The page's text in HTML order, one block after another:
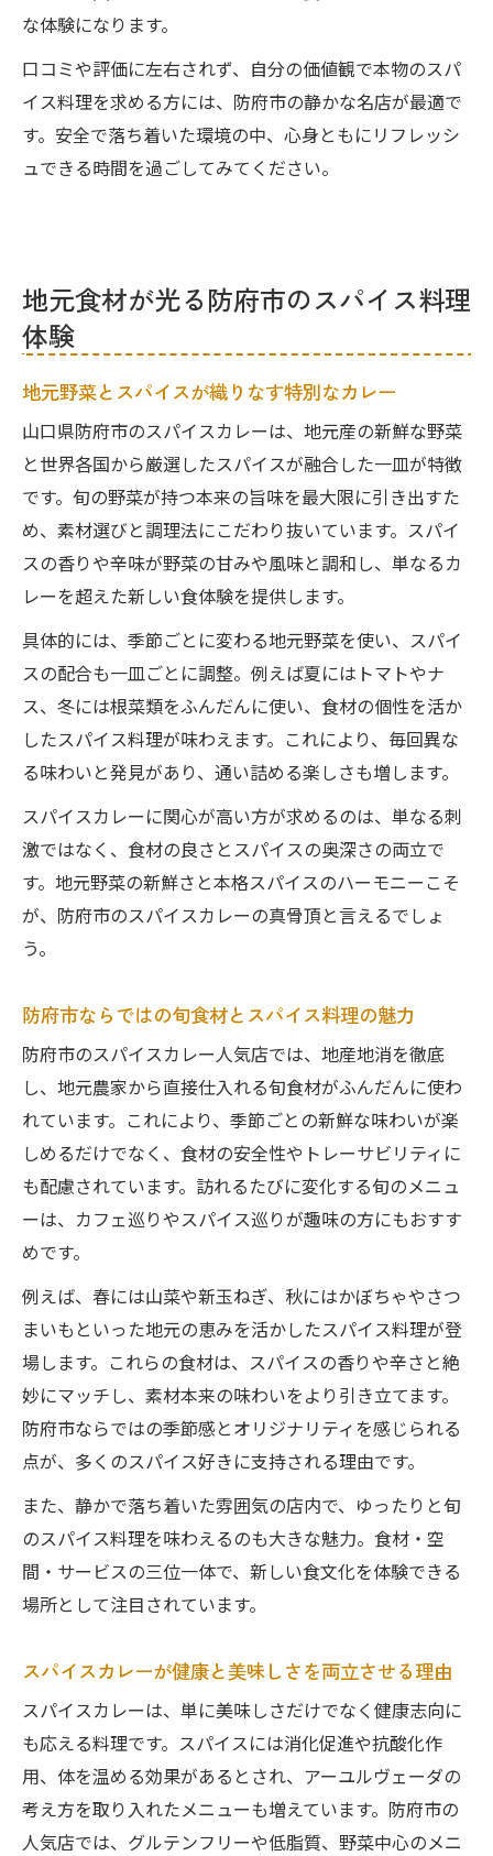
な体験になります。
口コミや評価に左右されず、自分の価値観で本物のスパ
イス料理を求める方には、防府市の静かな名店が最適で
す。安全で落ち着いた環境の中、心身ともにリフレッシ
ュできる時間を過ごしてみてください。
地元食材が光る防府市のスパイス料理
体験
地元野菜とスパイスが織りなす特別なカレー
山口県防府市のスパイスカレーは、地元産の新鮮な野菜
と世界各国から厳選したスパイスが融合した一皿が特徴
です。旬の野菜が持つ本来の旨味を最大限に引き出すた
め、素材選びと調理法にこだわり抜いています。スパイ
スの香りや辛味が野菜の甘みや風味と調和し、単なるカ
レーを超えた新しい食体験を提供します。
具体的には、季節ごとに変わる地元野菜を使い、スパイ
スの配合も一皿ごとに調整。例えば夏にはトマトやナ
ス、冬には根菜類をふんだんに使い、食材の個性を活か
したスパイス料理が味わえます。これにより、毎回異な
る味わいと発見があり、通い詰める楽しさも増します。
スパイスカレーに関心が高い方が求めるのは、単なる刺
激ではなく、食材の良さとスパイスの奥深さの両立で
す。地元野菜の新鮮さと本格スパイスのハーモニーこそ
が、防府市のスパイスカレーの真骨頂と言えるでしょ
う。
防府市ならではの旬食材とスパイス料理の魅力
防府市のスパイスカレー人気店では、地産地消を徹底
し、地元農家から直接仕入れる旬食材がふんだんに使わ
れています。これにより、季節ごとの新鮮な味わいが楽
しめるだけでなく、食材の安全性やトレーサビリティに
も配慮されています。訪れるたびに変化する旬のメニュ
ーは、カフェ巡りやスパイス巡りが趣味の方にもおすす
めです。
例えば、春には山菜や新玉ねぎ、秋にはかぼちゃやさつ
まいもといった地元の恵みを活かしたスパイス料理が登
場します。これらの食材は、スパイスの香りや辛さと絶
妙にマッチし、素材本来の味わいをより引き立てます。
防府市ならではの季節感とオリジナリティを感じられる
点が、多くのスパイス好きに支持される理由です。
また、静かで落ち着いた雰囲気の店内で、ゆったりと旬
のスパイス料理を味わえるのも大きな魅力。食材・空
間・サービスの三位一体で、新しい食文化を体験できる
場所として注目されています。
スパイスカレーが健康と美味しさを両立させる理由
スパイスカレーは、単に美味しさだけでなく健康志向に
も応える料理です。スパイスには消化促進や抗酸化作
用、体を温める効果があるとされ、アーユルヴェーダの
考え方を取り入れたメニューも増えています。防府市の
人気店では、グルテンフリーや低脂質、野菜中心のメニ